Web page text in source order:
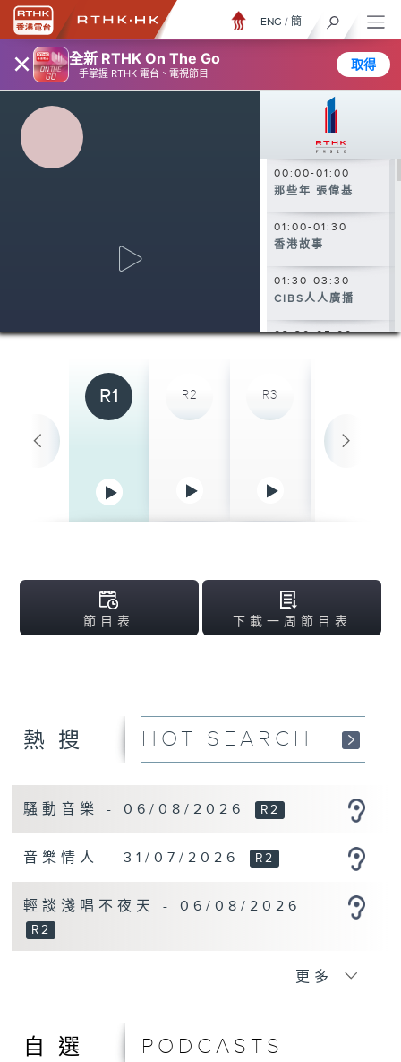
× 全新 RTHK On The Go
一手掌握 RTHK 電台、電視節目
取得
ENG / 簡
00:00-01:00
那些年 張偉基
01:00-01:30
香港故事
01:30-03:30
CIBS人人廣播
03:30-05:00
05:00-06:30
台聯播）
06:30-08:00
星期六問責
未來·無限
09:30-10:30
午間新聞天地
五十年後
職場發揮
18:00-18:20
R1 R2 R3
節目表 下載一周節目表
熱搜 HOT SEARCH
騷動音樂 - 06/08/2026 R2
音樂情人 - 31/07/2026 R2
輕談淺唱不夜天 - 06/08/2026
R2
更多
自選 PODCASTS